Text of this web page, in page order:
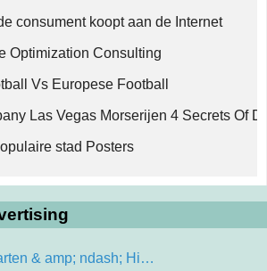
consument koopt aan de Internet
Optimization Consulting
Vs Europese Football
Las Vegas Morserijen 4 Secrets Of
stad Posters
& amp; ndash; Hi…